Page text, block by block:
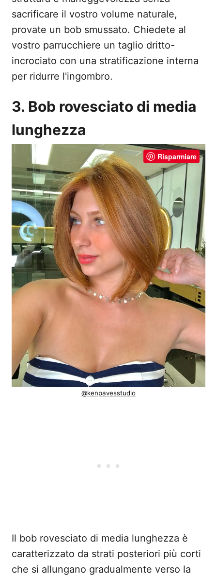
sacrificare il vostro volume naturale,
provate un bob smussato. Chiedete al
vostro parrucchiere un taglio dritto-
incrociato con una stratificazione interna
per ridurre l'ingombro.
3. Bob rovesciato di media
lunghezza
Risparmiare
@kenpavesstudio
Il bob rovesciato di media lunghezza è
caratterizzato da strati posteriori più corti
che si allungano gradualmente verso la